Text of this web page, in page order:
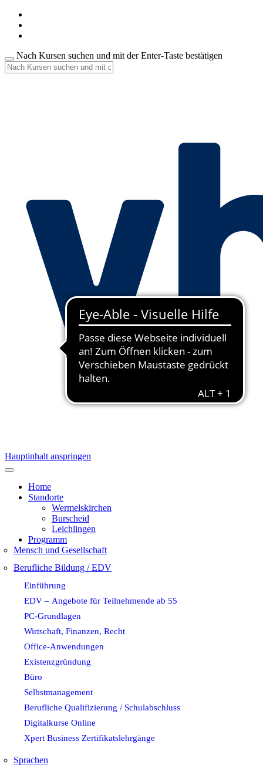
Nach Kursen suchen und mit der Enter-Taste bestätigen
Hauptinhalt anspringen
Home
Standorte
Wermelskirchen
Burscheid
Leichlingen
Programm
Mensch und Gesellschaft
Berufliche Bildung / EDV
Einführung
EDV – Angebote für Teilnehmende ab 55
PC-Grundlagen
Wirtschaft, Finanzen, Recht
Office-Anwendungen
Existenzgründung
Büro
Selbstmanagement
Berufliche Qualifizierung / Schulabschluss
Digitalkurse Online
Xpert Business Zertifikatslehrgänge
Sprachen